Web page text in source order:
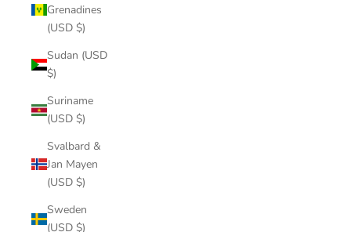
Grenadines
(USD $)
Sudan (USD
$)
Suriname
(USD $)
Svalbard &
Jan Mayen
(USD $)
Sweden
(USD $)